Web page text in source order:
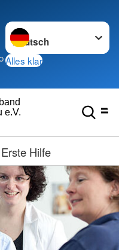
Sprache wechseln zu
Alles klar
e.V.
Hilfe